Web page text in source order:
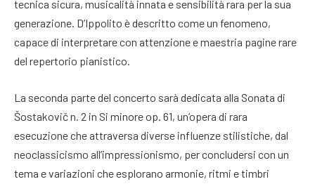
tecnica sicura, musicalità innata e sensibilità rara per la sua
generazione. D’Ippolito è descritto come un fenomeno,
capace di interpretare con attenzione e maestria pagine rare
del repertorio pianistico.
La seconda parte del concerto sarà dedicata alla Sonata di
Šostakovič n. 2 in Si minore op. 61, un’opera di rara
esecuzione che attraversa diverse influenze stilistiche, dal
neoclassicismo all’impressionismo, per concludersi con un
tema e variazioni che esplorano armonie, ritmi e timbri